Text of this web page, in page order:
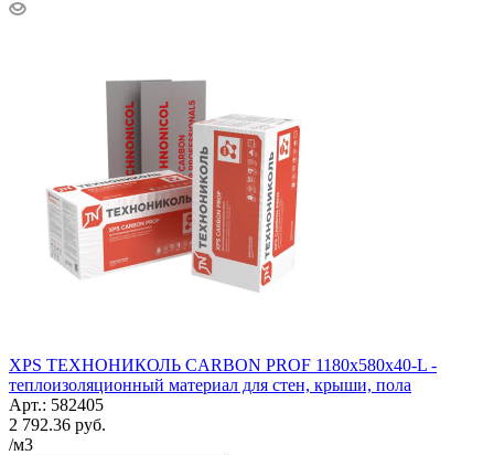
XPS ТЕХНОНИКОЛЬ CARBON PROF 1180х580х40-L -
теплоизоляционный материал для стен, крыши, пола
Арт.: 582405
2 792.36 руб.
/м3